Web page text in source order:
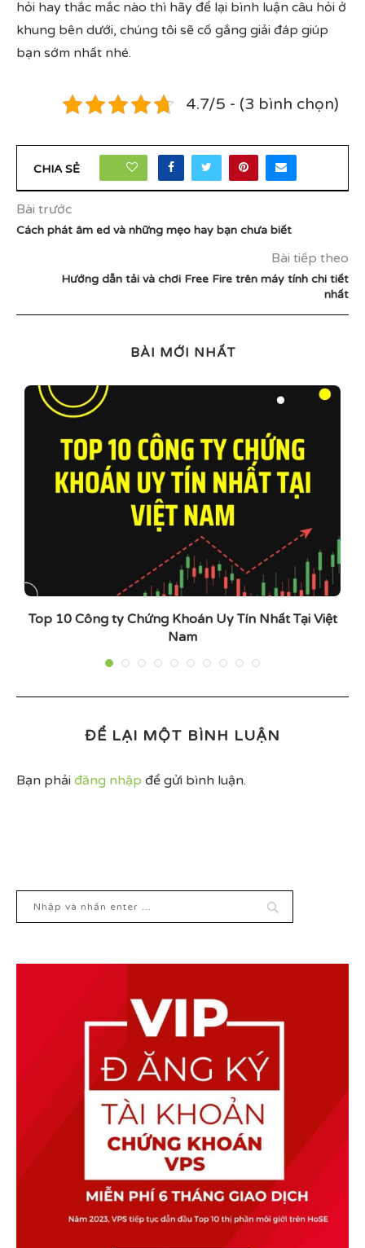
hỏi hay thắc mắc nào thì hãy để lại bình luận câu hỏi ở
khung bên dưới, chúng tôi sẽ cố gắng giải đáp giúp
bạn sớm nhất nhé.
4.7/5 - (3 bình chọn)
CHIA SẺ
Bài trước
Cách phát âm ed và những mẹo hay bạn chưa biết
Bài tiếp theo
Hướng dẫn tải và chơi Free Fire trên máy tính chi tiết
nhất
BÀI MỚI NHẤT
Top 10 Công ty Chứng Khoán Uy Tín Nhất Tại Việt
Nam
ĐỂ LẠI MỘT BÌNH LUẬN
Bạn phải đăng nhập để gửi bình luận.